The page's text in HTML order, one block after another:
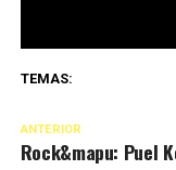
TEMAS:
ANTERIOR
Rock&mapu: Puel